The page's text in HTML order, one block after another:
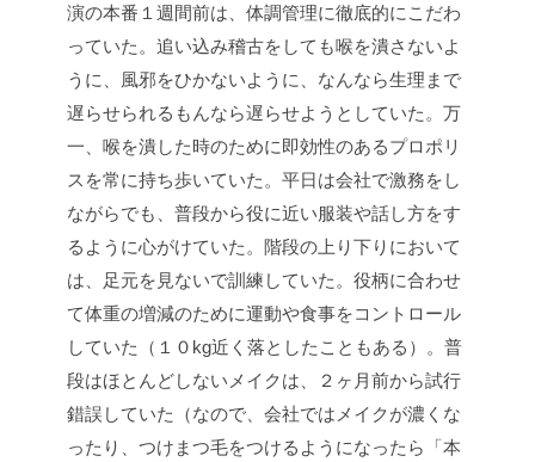
演の本番１週間前は、体調管理に徹底的にこだわ
っていた。追い込み稽古をしても喉を潰さないよ
うに、風邪をひかないように、なんなら生理まで
遅らせられるもんなら遅らせようとしていた。万
一、喉を潰した時のために即効性のあるプロポリ
スを常に持ち歩いていた。平日は会社で激務をし
ながらでも、普段から役に近い服装や話し方をす
るように心がけていた。階段の上り下りにおいて
は、足元を見ないで訓練していた。役柄に合わせ
て体重の増減のために運動や食事をコントロール
していた（１０kg近く落としたこともある）。普
段はほとんどしないメイクは、２ヶ月前から試行
錯誤していた（なので、会社ではメイクが濃くな
ったり、つけまつ毛をつけるようになったら「本